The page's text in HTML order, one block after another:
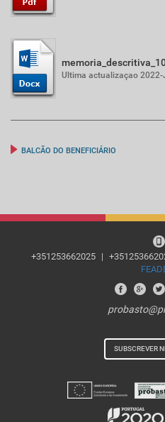
Ultima actualizaçao
BALCÃO DO BENEFICIÁRIO
+351253662025 |
SUBSCREVER